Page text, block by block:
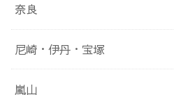
奈良
尼崎・伊丹・宝塚
嵐山